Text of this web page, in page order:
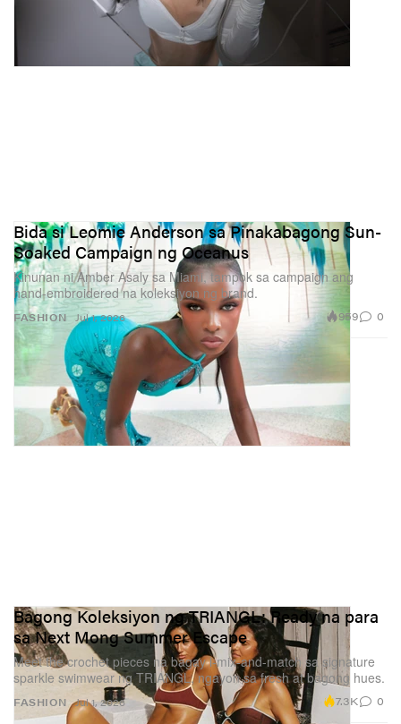
FASHION
Bida si Leomie Anderson sa Pinakabagong Sun-
Soaked Campaign ng Oceanus
Kinunan ni Amber Asaly sa Miami, tampok sa campaign ang
hand-embroidered na koleksiyon ng brand.
Jul 1, 2026 959 0
FASHION
Bagong Koleksiyon ng TRIANGL: Ready na para
sa Next Mong Summer Escape
Meet the crochet pieces na bagay i-mix-and-match sa signature
sparkle swimwear ng TRIANGL, ngayon sa fresh at bagong hues.
Jul 1, 2026 7.3K 0